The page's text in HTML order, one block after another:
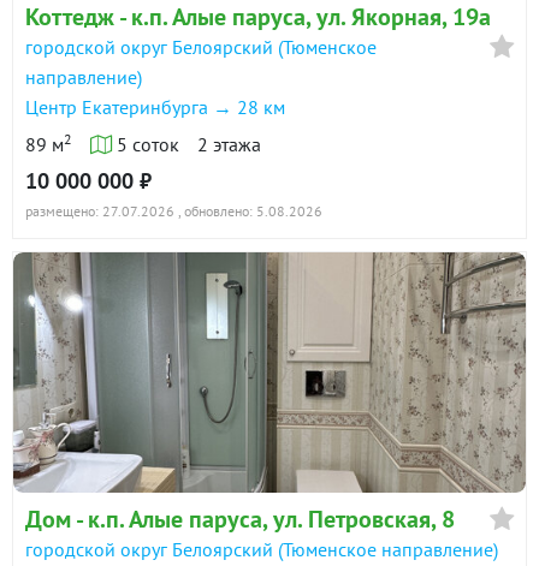
Коттедж - к.п. Алые паруса, ул. Якорная, 19а
городской округ Белоярский (Тюменское
направление)
Центр Екатеринбурга → 28 км
89 м2 5 соток 2 этажа
10 000 000 ₽
размещено: 27.07.2026 , обновлено: 5.08.2026
Дом - к.п. Алые паруса, ул. Петровская, 8
городской округ Белоярский (Тюменское направление)